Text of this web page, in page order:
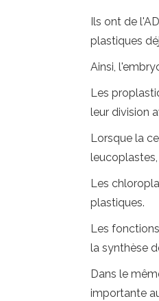
Ils ont de
plastiques
Ainsi,
Les
leur division
Lorsque la
Les
plastiques.
Les
la synthèse
Dans le
importante